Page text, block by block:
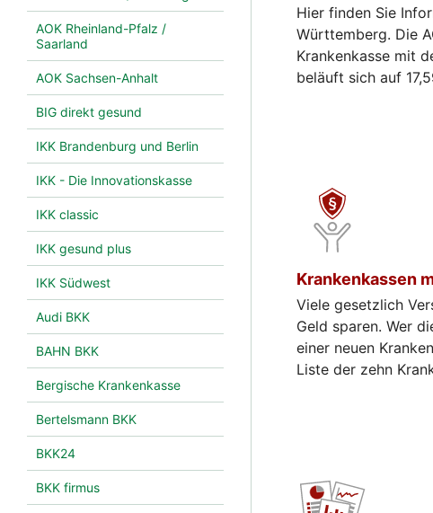
AOK Rheinland-Pfalz /
Saarland
AOK Sachsen-Anhalt
BIG direkt gesund
IKK Brandenburg und Berlin
IKK - Die Innovationskasse
IKK classic
IKK gesund plus
IKK Südwest
Audi BKK
BAHN BKK
Bergische Krankenkasse
Bertelsmann BKK
BKK24
BKK firmus
Hier finden Sie
Württemberg. Die
Krankenkasse mit
beläuft sich auf
Krankenkassen
Viele gesetzlich
Geld sparen. Wer
einer neuen
Liste der zehn